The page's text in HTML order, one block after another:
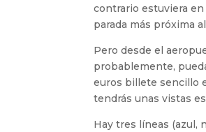
contrario estuviera
parada más próxima
Pero desde el
probablemente,
euros billete sencillo
tendrás unas vistas
Hay tres líneas (azul,